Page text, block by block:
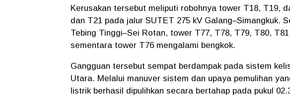
Kerusakan tersebut meliputi robohnya tower T18, T19,
dan T21 pada jalur SUTET 275 kV Galang–Simangkuk.
Tebing Tinggi–Sei Rotan, tower T77, T78, T79, T80,
sementara tower T76 mengalami bengkok.
Gangguan tersebut sempat berdampak pada sistem
Utara. Melalui manuver sistem dan upaya pemulihan
listrik berhasil dipulihkan secara bertahap pada pukul